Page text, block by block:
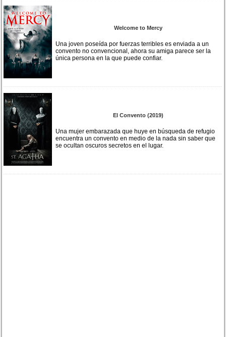
Welcome to Mercy
Una joven poseída por fuerzas terribles es enviada a un
convento no convencional, ahora su amiga parece ser la
única persona en la que puede confiar.
El Convento (2019)
Una mujer embarazada que huye en búsqueda de refugio
encuentra un convento en medio de la nada sin saber que
se ocultan oscuros secretos en el lugar.